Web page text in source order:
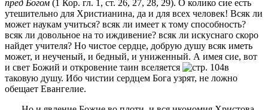
пред Богом (1 Кор. гл. 1, ст. 26, 27, 28, 29). О колико сие есть
утешительно для Христианина, да и для всех человек! Всяк ли
может наукам учиться? всяк ли имеет к тому способность?
всяк ли довольное на то иждивение? всяк ли искуснаго скоро
найдет учителя? Но чистое сердце, добрую душу всяк иметь
может, и неученый, и бедный, и униженный. А имея сие, вот
и свет Божий и откровение таин вселяется
в
таковую душу. Ибо чистии сердцем Бога узрят, не ложно
обещает Евангелие.